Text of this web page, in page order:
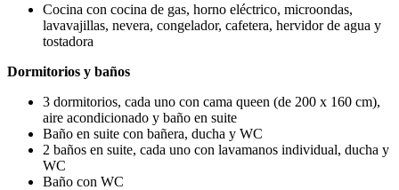
Cocina con cocina de gas, horno eléctrico, microondas,
lavavajillas, nevera, congelador, cafetera, hervidor de agua y
tostadora
Dormitorios y baños
3 dormitorios, cada uno con cama queen (de 200 x 160 cm),
aire acondicionado y baño en suite
Baño en suite con bañera, ducha y WC
2 baños en suite, cada uno con lavamanos individual, ducha y
WC
Baño con WC